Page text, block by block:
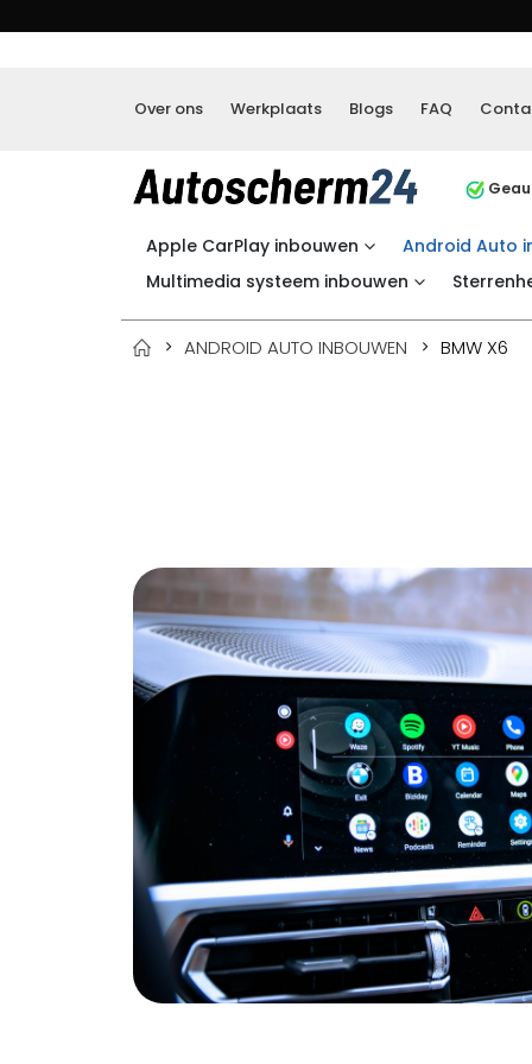
Over ons Werkplaats Blogs FAQ
Apple CarPlay inbouwen Android Auto
Multimedia systeem inbouwen
ANDROID AUTO INBOUWEN BMW X6